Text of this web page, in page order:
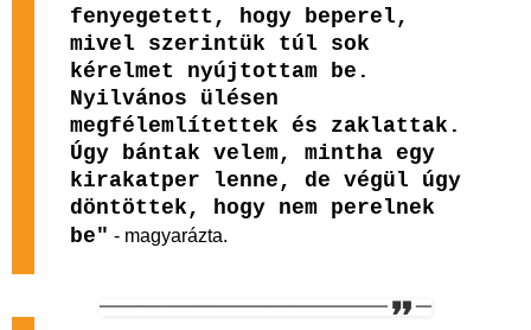
fenyegetett, hogy beperel,
mivel szerintük túl sok
kérelmet nyújtottam be.
Nyilvános ülésen
megfélemlítettek és zaklattak.
Úgy bántak velem, mintha egy
kirakatper lenne, de végül úgy
döntöttek, hogy nem perelnek
be" - magyarázta.